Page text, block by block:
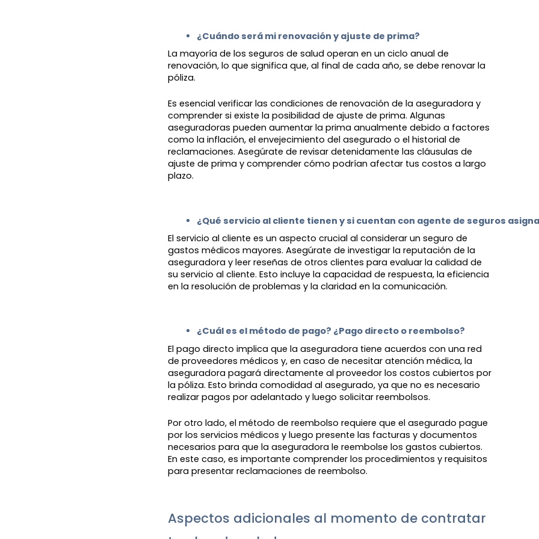
¿Cuándo será mi renovación y ajuste de prima?
La mayoría de los seguros de salud operan en un ciclo anual de
renovación, lo que significa que, al final de cada año, se debe renovar la
póliza.
Es esencial verificar las condiciones de renovación de la aseguradora y
comprender si existe la posibilidad de ajuste de prima. Algunas
aseguradoras pueden aumentar la prima anualmente debido a factores
como la inflación, el envejecimiento del asegurado o el historial de
reclamaciones. Asegúrate de revisar detenidamente las cláusulas de
ajuste de prima y comprender cómo podrían afectar tus costos a largo
plazo.
¿Qué servicio al cliente tienen y si cuentan con agente de seguros
El servicio al cliente es un aspecto crucial al considerar un seguro de
gastos médicos mayores. Asegúrate de investigar la reputación de la
aseguradora y leer reseñas de otros clientes para evaluar la calidad de
su servicio al cliente. Esto incluye la capacidad de respuesta, la eficiencia
en la resolución de problemas y la claridad en la comunicación.
¿Cuál es el método de pago? ¿Pago directo o reembolso?
El pago directo implica que la aseguradora tiene acuerdos con una red
de proveedores médicos y, en caso de necesitar atención médica, la
aseguradora pagará directamente al proveedor los costos cubiertos por
la póliza. Esto brinda comodidad al asegurado, ya que no es necesario
realizar pagos por adelantado y luego solicitar reembolsos.
Por otro lado, el método de reembolso requiere que el asegurado pague
por los servicios médicos y luego presente las facturas y documentos
necesarios para que la aseguradora le reembolse los gastos cubiertos.
En este caso, es importante comprender los procedimientos y requisitos
para presentar reclamaciones de reembolso.
Aspectos adicionales al momento de contratar